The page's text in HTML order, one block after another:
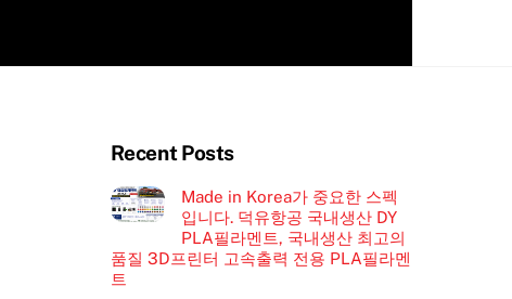
Recent Posts
Made in Korea가 중요한 스펙
입니다. 덕유항공 국내생산 DY
PLA필라멘트, 국내생산 최고의
품질 3D프린터 고속출력 전용 PLA필라멘
트